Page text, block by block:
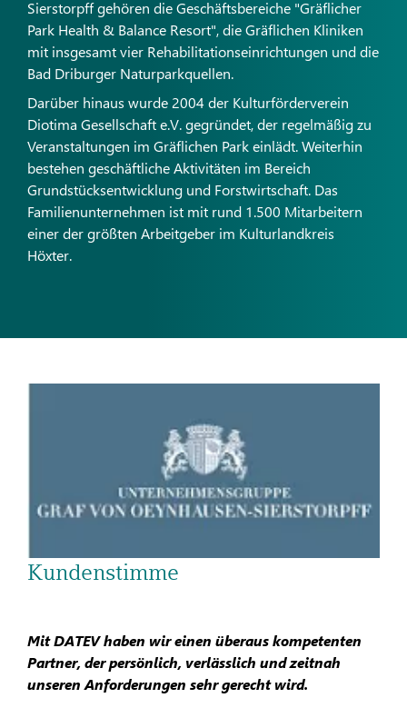
Sierstorpff gehören die Geschäftsbereiche "Gräflicher
Park Health & Balance Resort", die Gräflichen Kliniken
mit insgesamt vier Rehabilitationseinrichtungen und die
Bad Driburger Naturparkquellen.
Darüber hinaus wurde 2004 der Kulturförderverein
Diotima Gesellschaft e.V. gegründet, der regelmäßig zu
Veranstaltungen im Gräflichen Park einlädt. Weiterhin
bestehen geschäftliche Aktivitäten im Bereich
Grundstücksentwicklung und Forstwirtschaft. Das
Familienunternehmen ist mit rund 1.500 Mitarbeitern
einer der größten Arbeitgeber im Kulturlandkreis
Höxter.
Kundenstimme
Mit DATEV haben wir einen überaus kompetenten
Partner, der persönlich, verlässlich und zeitnah
unseren Anforderungen sehr gerecht wird.